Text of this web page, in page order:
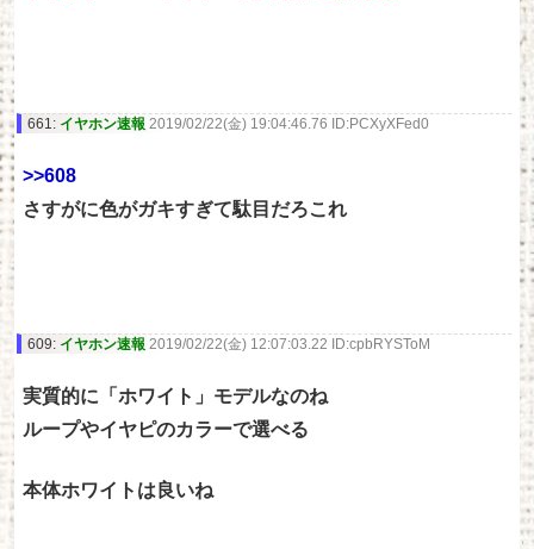
661: イヤホン速報 2019/02/22(金) 19:04:46.76 ID:PCXyXFed0
>>608
さすがに色がガキすぎて駄目だろこれ
609: イヤホン速報 2019/02/22(金) 12:07:03.22 ID:cpbRYSToM
実質的に「ホワイト」モデルなのね
ループやイヤピのカラーで選べる
本体ホワイトは良いね